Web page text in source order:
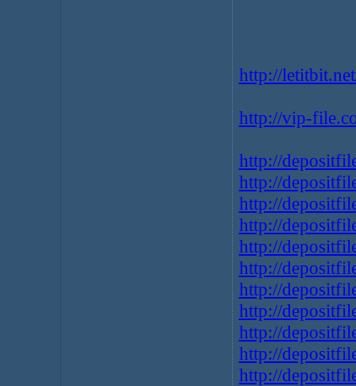
http://
http://vip-
http://
http://
http://
http://
http://
http://
http://
http://
http://
http://
http://